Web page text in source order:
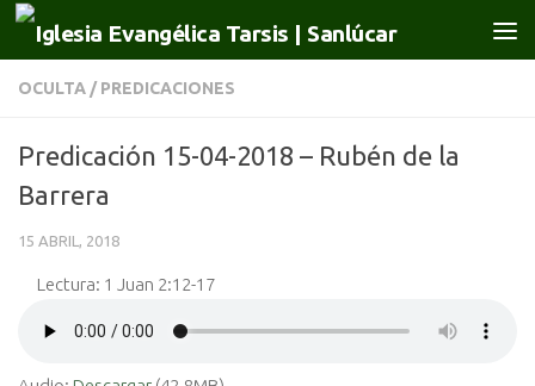
Saltar al contenido
OCULTA / PREDICACIONES
Predicación 15-04-2018 – Rubén de la
Barrera
15 ABRIL, 2018
Lectura: 1 Juan 2:12-17